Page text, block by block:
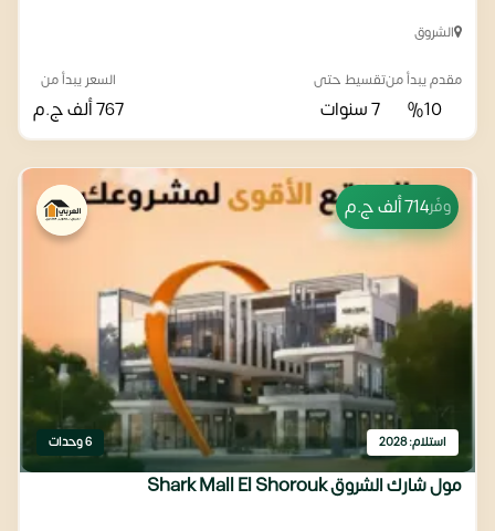
الشروق
مقدم يبدأ من
%10
تقسيط حتى
7 سنوات
السعر يبدأ من
767 ألف ج.م
وفّر714 ألف ج.م
استلام: 2028 6 وحدات
مول شارك الشروق Shark Mall El Shorouk